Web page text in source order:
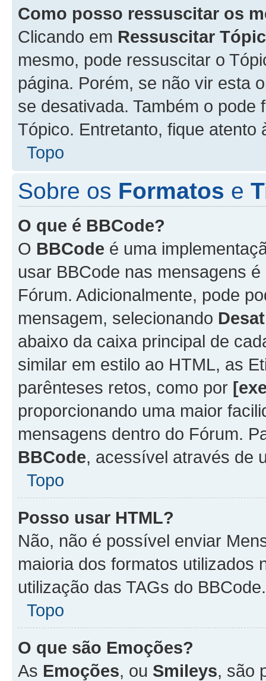
Como posso ressuscitar os
Clicando em Ressuscitar
mesmo, pode ressuscitar o
página. Porém, se não vir esta
se desativada. Também o
Tópico. Entretanto, fique atento
Topo
Sobre os Formatos e
O que é BBCode?
O BBCode é uma
usar BBCode nas mensagens
Fórum. Adicionalmente, pode
mensagem, selecionando
abaixo da caixa principal de
similar em estilo ao HTML, as
parênteses retos, como por
proporcionando uma maior
mensagens dentro do Fórum.
BBCode, acessível através de
Topo
Posso usar HTML?
Não, não é possível enviar
maioria dos formatos utilizados
utilização das TAGs do BBCode.
Topo
O que são Emoções?
As Emoções, ou Smileys, são